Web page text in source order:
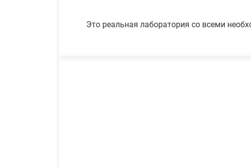
Это реальная лаборатория со всеми